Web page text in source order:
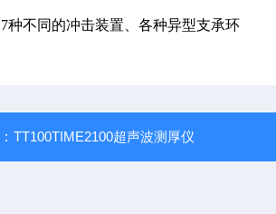
种不同的冲击装置、各种异型支承环
TT100TIME2100超声波测厚仪